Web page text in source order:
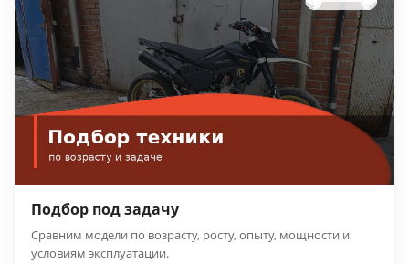
Подбор под задачу
Сравним модели по возрасту, росту, опыту, мощности и
условиям эксплуатации.